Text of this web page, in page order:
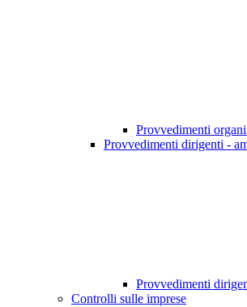
Provvedimenti
Provvedimenti dirigenti -
Provvedimenti
Controlli sulle imprese